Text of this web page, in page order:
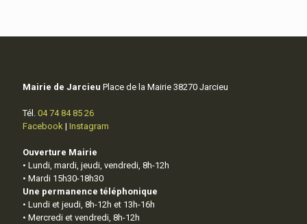
Mairie de Jarcieu Place de la Mairie 38270 Jarcieu
Tél. 04 74 84 85 26
Facebook | Instagram
Ouverture Mairie
• Lundi, mardi, jeudi, vendredi, 8h-12h
• Mardi 15h30-18h30
Une permanence téléphonique
• Lundi et jeudi, 8h-12h et 13h-16h
• Mercredi et vendredi, 8h-12h